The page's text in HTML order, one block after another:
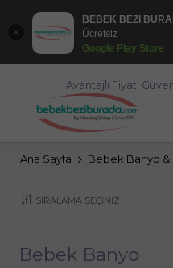
BEBEK BEZİ
Ücretsiz
Google Play Store
Avantajlı Fiyat,
Ana Sayfa Bebek Banyo &
Bebek Banyo